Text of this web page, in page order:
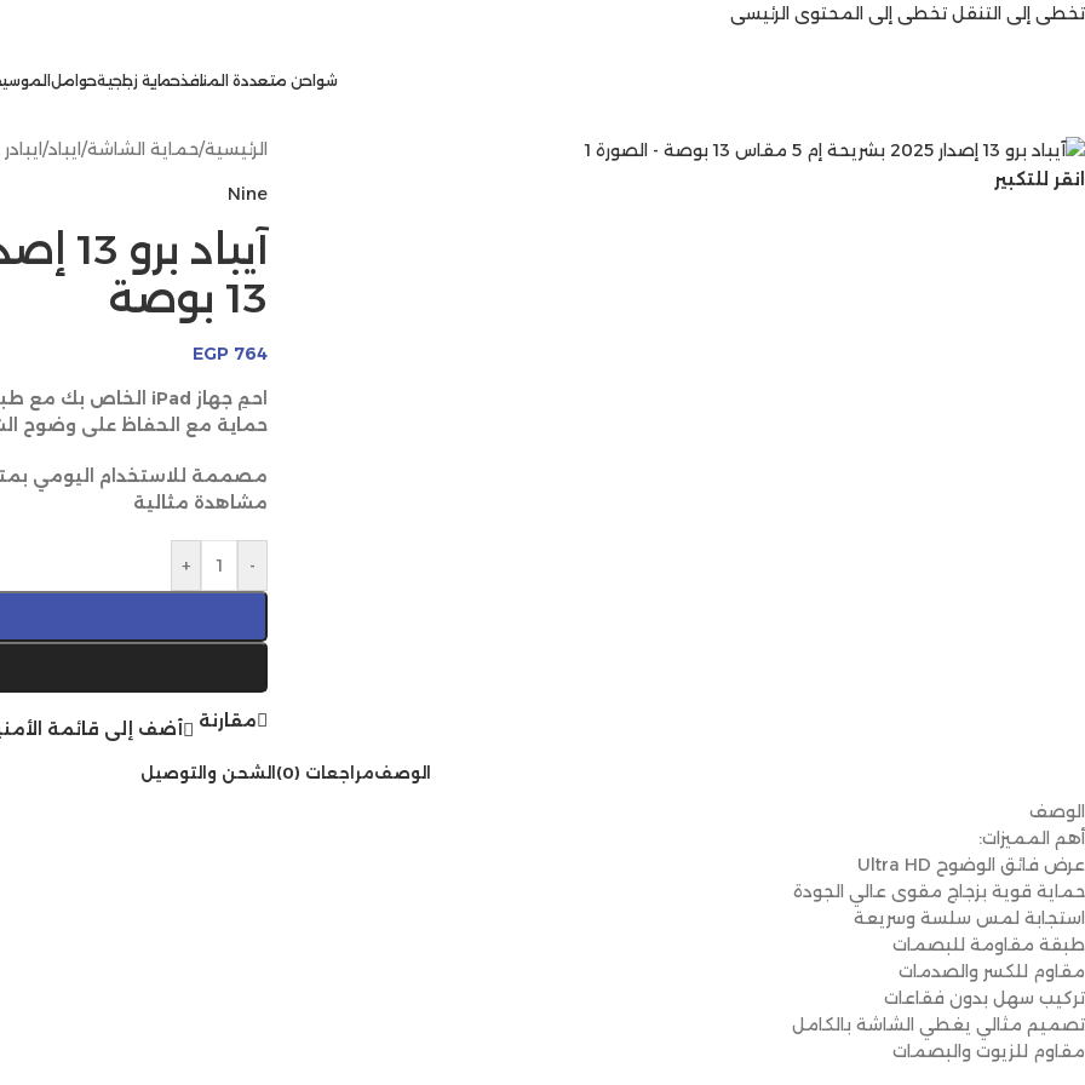
تخطي إلى التنقل تخطي إلى المحتوى الرئيسي
شواحن متعددة المنافذحماية زجاجيةحوامل
انقر للتكبير
الرئيسية/حماية الشاشة/ايباد/ايبادر 13 برو
Nine
13 بوصة
EGP 764
حماية مع الحفاظ على وضوح
مصممة للاستخدام اليومي
مشاهدة مثالية
-
+
مقارنة أضف إلى قائمة
الوصفمراجعات (0) الشحن والتوصيل
الوصف
أهم المميزات:
عرض فائق الوضوح Ultra HD
حماية قوية بزجاج مقوى عالي الجودة
استجابة لمس سلسة وسريعة
طبقة مقاومة للبصمات
مقاوم للكسر والصدمات
تركيب سهل بدون فقاعات
تصميم مثالي يغطي الشاشة بالكامل
مقاوم للزيوت والبصمات